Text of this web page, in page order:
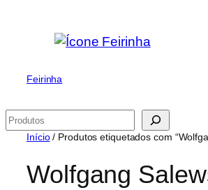
Feirinha
Pesquisar
Início/ Produtos etiquetados com
Wolfgang